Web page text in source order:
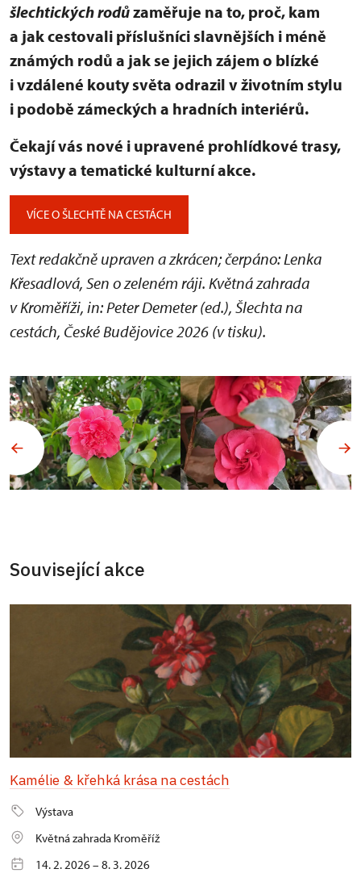
šlechtických rodůzaměřuje na to, proč, kam
a jak cestovali příslušníci slavnějších i méně
známých rodů a jak se jejich zájem o blízké
i vzdálené kouty světa odrazil v životním stylu
i podobě zámeckých a hradních interiérů.
Čekají vás nové i upravené prohlídkové trasy,
výstavy a tematické kulturní akce.
VÍCE O ŠLECHTĚ NA CESTÁCH
Text redakčně upraven a zkrácen; čerpáno: Lenka
Křesadlová, Sen o zeleném ráji. Květná zahrada
v Kroměříži, in: Peter Demeter (ed.), Šlechta na
cestách, České Budějovice 2026 (v tisku).
Související akce
Kamélie & křehká krása na cestách
Výstava
Květná zahrada Kroměříž
14. 2. 2026 – 8. 3. 2026